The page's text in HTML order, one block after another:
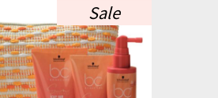
Sale